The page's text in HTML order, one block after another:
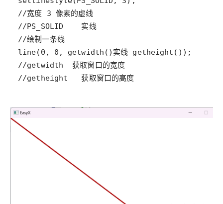
//PS_SOLID    实线
//绘制一条线
//getwidth  获取窗口的宽度
//getheight   获取窗口的高度